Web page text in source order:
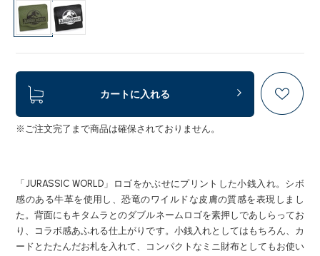
カートに入れる
※ご注文完了まで商品は確保されておりません。
「JURASSIC WORLD」ロゴをかぶせにプリントした小銭入れ。シボ
感のある牛革を使用し、恐竜のワイルドな皮膚の質感を表現しまし
た。背面にもキタムラとのダブルネームロゴを素押しであしらってお
り、コラボ感あふれる仕上がりです。小銭入れとしてはもちろん、カ
ードとたたんだお札を入れて、コンパクトなミニ財布としてもお使い